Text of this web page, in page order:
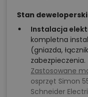
Stan
Instalacja
kompletna
(gniazda,
zabezpieczenia.
Zastosowane
osprzęt Simon
Schneider